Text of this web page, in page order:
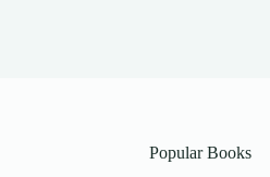
Popular Books